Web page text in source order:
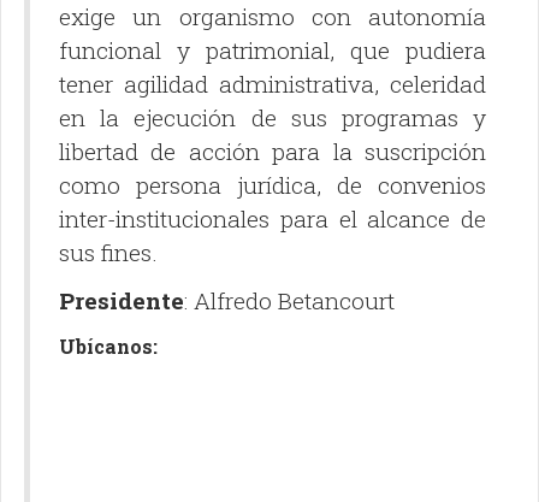
exige un organismo con autonomía
funcional y patrimonial, que pudiera
tener agilidad administrativa, celeridad
en la ejecución de sus programas y
libertad de acción para la suscripción
como persona jurídica, de convenios
inter-institucionales para el alcance de
sus fines.
Presidente: Alfredo Betancourt
Ubícanos: